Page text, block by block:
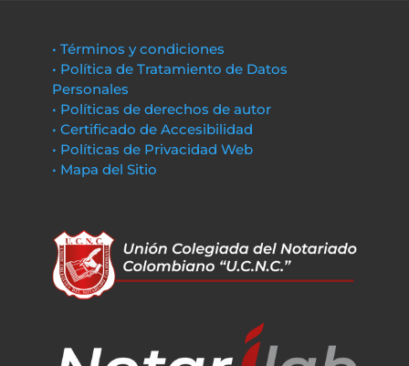
• Términos y condiciones
• Política de Tratamiento de Datos
Personales
• Políticas de derechos de autor
• Certificado de Accesibilidad
• Políticas de Privacidad Web
• Mapa del Sitio